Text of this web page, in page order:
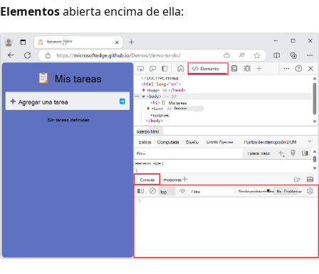
Elementosabierta encima de ella: